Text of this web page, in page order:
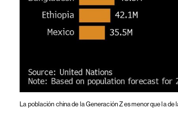
La población china de la Generación Z es menor que la de